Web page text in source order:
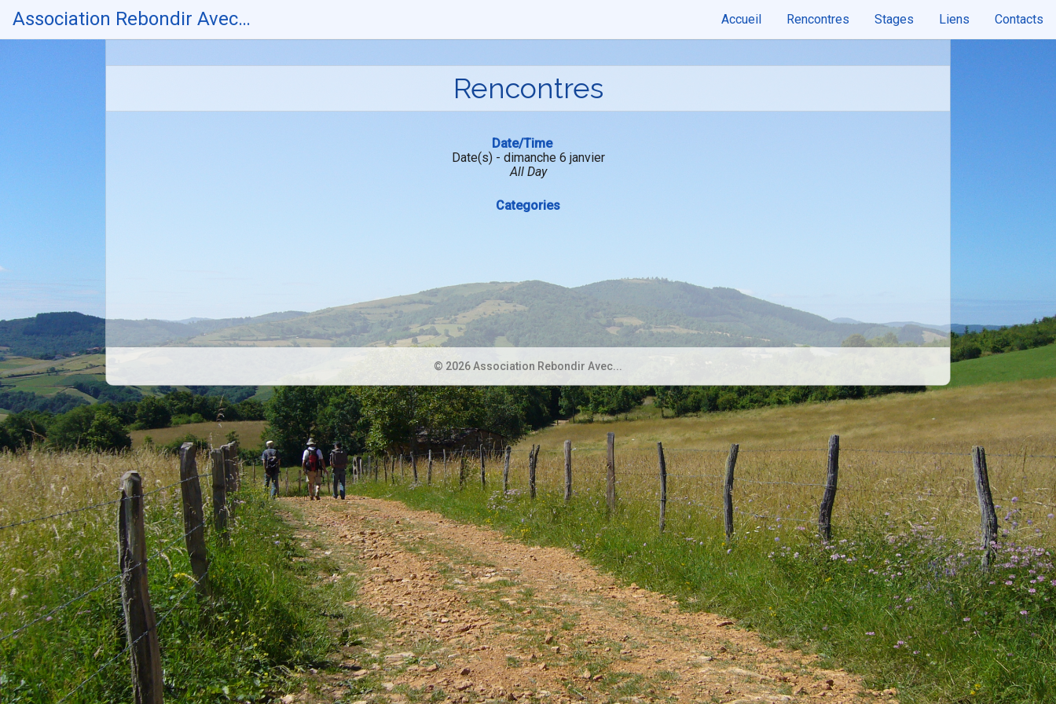
Association Rebondir Avec… Accueil Rencontres Stages Liens Contacts
Rencontres
Date/Time
Date(s) - dimanche 6 janvier
All Day
Categories
© 2026 Association Rebondir Avec...